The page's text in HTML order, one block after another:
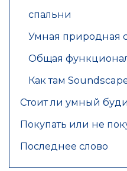
спальни
Умная природная
Общая
Как там
Стоит ли умный
Покупать или не
Последнее слово